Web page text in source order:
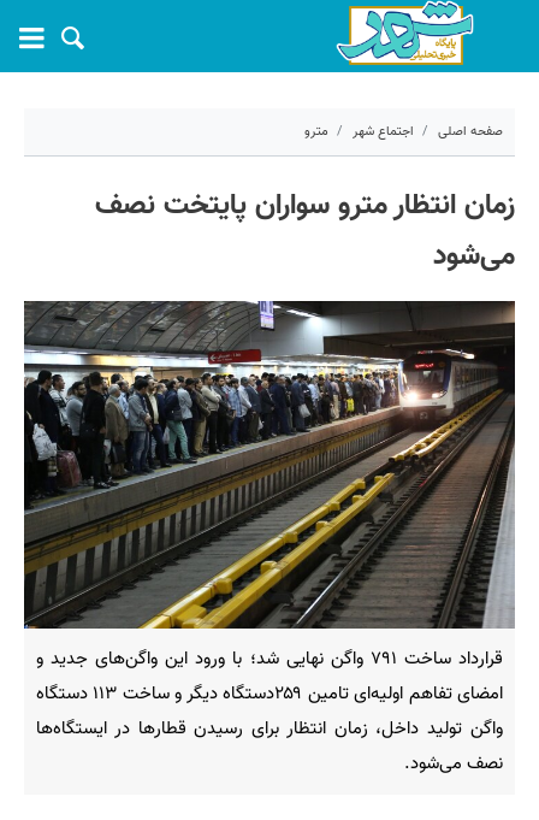
صفحه اصلی اجتماع شهر مترو
زمان انتظار مترو سواران پایتخت نصف
می‌شود
قرارداد ساخت ۷۹۱ واگن نهایی شد؛ با ورود این واگن‌های جدید و
امضای تفاهم اولیه‌ای تامین ۲۵۹دستگاه دیگر و ساخت ۱۱۳ دستگاه
واگن تولید داخل، زمان انتظار برای رسیدن قطارها در ایستگاه‌ها
نصف می‌شود.